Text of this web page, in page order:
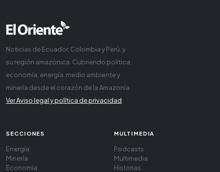
Noticias de Ecuador, Colombia y Perú, y
su región amazónica. Cubriendo política,
economía, energía, medio ambiente y
minería desde el corazón de la Amazonía
Ver Aviso legal y política de privacidad
SECCIONES
Energía
Minería
Economía
MULTIMEDIA
Podcasts
Multimedia
Historias